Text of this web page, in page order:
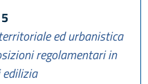
ed urbanistica
regolamentari in